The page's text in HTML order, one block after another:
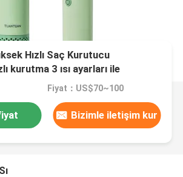
Hızlı Saç Kurutucu
kurutma 3 ısı ayarları ile
Fiyat：US$70~100
Bizimle iletişim kur